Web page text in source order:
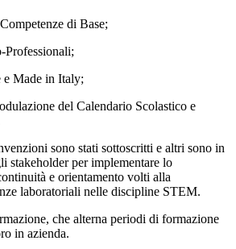
di Base;
Professionali;
Made in Italy;
del Calendario Scolastico e
sono stati sottoscritti e altri sono in
stakeholder per implementare lo
e orientamento volti alla
laboratoriali nelle discipline STEM.
che alterna periodi di formazione
in azienda.